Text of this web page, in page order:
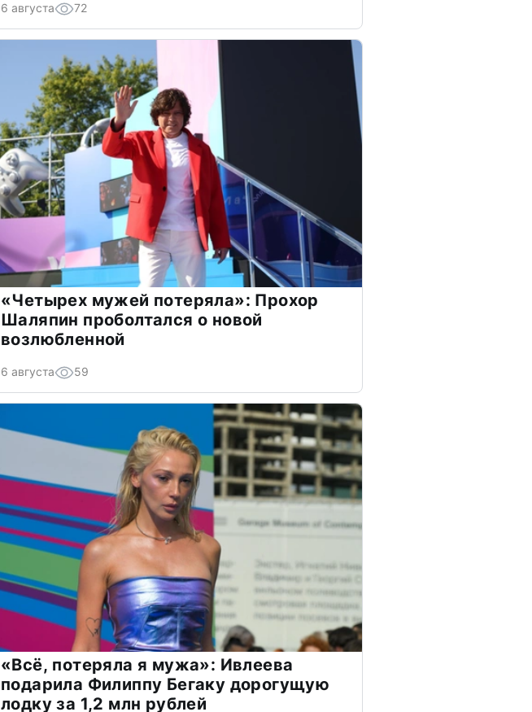
6 августа 72
«Четырех мужей потеряла»: Прохор
Шаляпин проболтался о новой
возлюбленной
6 августа 59
«Всё, потеряла я мужа»: Ивлеева
подарила Филиппу Бегаку дорогущую
лодку за 1,2 млн рублей